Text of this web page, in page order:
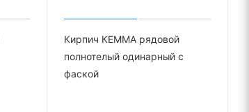
Кирпич КЕММА рядовой
полнотелый одинарный с
фаской